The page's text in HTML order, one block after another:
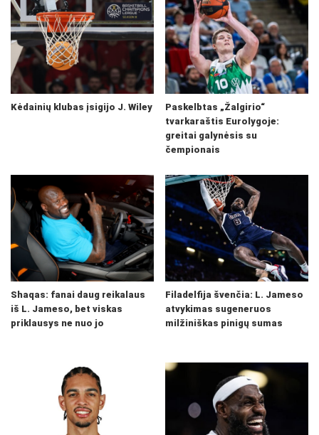
Kėdainių klubas įsigijo J. Wiley
Paskelbtas „Žalgirio“
tvarkaraštis Eurolygoje:
greitai galynėsis su
čempionais
Shaqas: fanai daug reikalaus
iš L. Jameso, bet viskas
priklausys ne nuo jo
Filadelfija švenčia: L. Jameso
atvykimas sugeneruos
milžiniškas pinigų sumas